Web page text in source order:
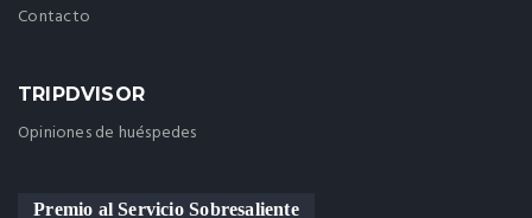
Contacto
TRIPDVISOR
Opiniones de huéspedes
Premio al Servicio Sobresaliente